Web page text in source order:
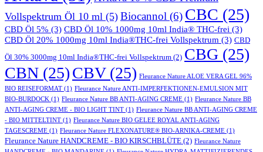
Vollspektrum Öl 10 ml (5) Biocannol (6) CBC (25)
CBD Öl 5% (3) CBD Öl 10% 1000mg 10ml India® THC-frei (3)
CBD Öl 20% 1000mg 10ml India®THC-frei Vollspektrum (3) CBD
Öl 30% 3000mg 10ml India®THC-frei Vollspektrum (2) CBG (25)
CBN (25)CBV(25) Fleurance Nature ALOE VERA GEL 96%
BIO REISEFORMAT (1) Fleurance Nature ANTI-IMPERFEKTIONEN-EMULSION MIT
BIO-BURDOCK (1) Fleurance Nature BB ANTI-AGING CREME (1) Fleurance Nature BB
ANTI-AGING CREME - BIO LIGHT TINT (1) Fleurance Nature BB ANTI-AGING CREME
- BIO MITTELTINT (1) Fleurance Nature BIO GELEE ROYAL ANTI-AGING
TAGESCREME (1) Fleurance Nature FLEXONATURE® BIO-ARNIKA-CREME (1)
Fleurance Nature HANDCREME - BIO KIRSCHBLÜTE (2) Fleurance Nature